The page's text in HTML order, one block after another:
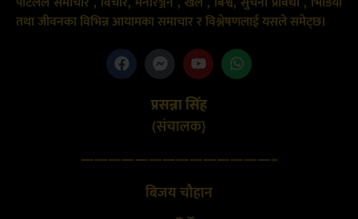
तथा जीवनका विभिन्न आयामका समाचार र विश्लेषणलाई यसले समेट्छ।
प्रसन्ना सिंह
(संचालक}
——————————————–
बिजय चौहान